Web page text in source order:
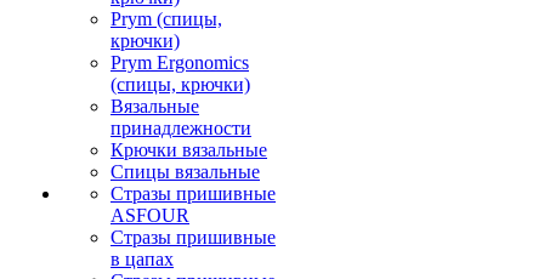
Prym (спицы,
крючки)
Prym Ergonomics
(спицы, крючки)
Вязальные
принадлежности
Крючки вязальные
Спицы вязальные
Стразы пришивные
ASFOUR
Стразы пришивные
в цапах